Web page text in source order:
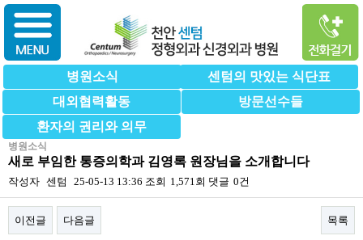
병원소식
센텀의 맛있는 식단표
대외협력활동
방문선수들
환자의 권리와 의무
병원소식
새로 부임한 통증의학과 김영록 원장님을 소개합니다
작성자 센텀 25-05-13 13:36 조회 1,571회 댓글 0건
이전글 다음글 목록